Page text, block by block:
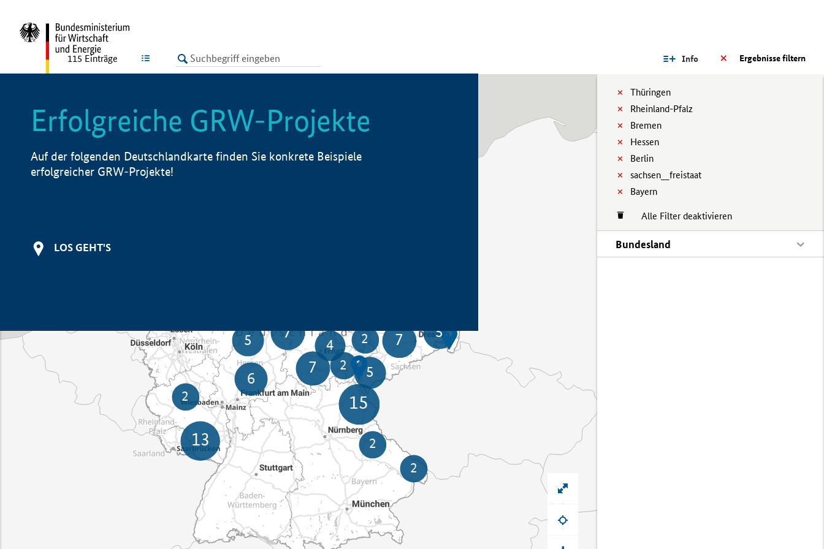
LISTE Ergebnisse filtern
Info
Thüringen
Rheinland-Pfalz
Bremen
Hessen
Berlin
sachsen__freistaat
Bayern
Alle Filter deaktivieren
Bundesland
115 Einträge
Erfolgreiche GRW-Projekte
Auf der folgenden Deutschlandkarte finden Sie konkrete Beispiele
erfolgreicher GRW-Projekte!
LOS GEHT'S